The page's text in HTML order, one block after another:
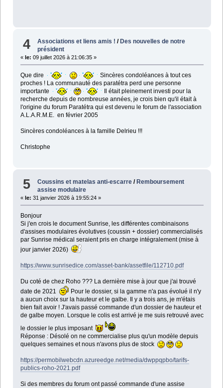
4 Associations et liens amis ! / Des nouvelles de notre
président
« le: 09 juillet 2026 à 21:06:35 »
Que dire
Sincères condoléances à tout ces
proches ! La communauté des paratétra perd une personne
importante
Il était pleinement investi pour la
recherche depuis de nombreuse années, je crois bien qu'il était à
l'origine du forum Paratétra qui est devenu le forum de l'association
A.L.A.R.M.E. en février 2005
Sincères condoléances à la famille Delrieu !!!
Christophe
5 Coussins et matelas anti-escarre /Remboursement
assise modulaire
« le: 31 janvier 2026 à 19:55:24 »
Bonjour
Si j'en crois le document Sunrise, les différentes combinaisons
d'assises modulaires évolutives (coussin + dossier) commercialisés
par Sunrise médical seraient pris en charge intégralement (mise à
jour janvier 2026)
https://www.sunrisedice.com/asset-bank/assetfile/112710.pdf
Du coté de chez Roho ??? La dernière mise à jour que j'ai trouvé
date de 2021
Pour le dossier, si la gamme n'a pas évolué il n'y
a aucun choix sur la hauteur et le galbe. Il y a trois ans, je m'étais
bien fait avoir ! J'avais passé commande d'un dossier de hauteur et
de galbe moyen. Lorsque le colis est arrivé je me suis retrouvé avec
le dossier le plus imposant
Réponse : Désolé on ne commercialise plus qu'un modèle depuis
quelques semaines et nous n'avons plus de stock
https://permobilwebcdn.azureedge.net/media/dwppqpbo/tarifs-
publics-roho-2021.pdf
Si des membres du forum ont passé commande d'une assise